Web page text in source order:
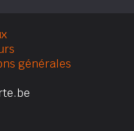
générales